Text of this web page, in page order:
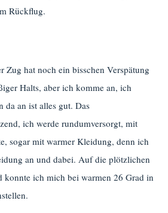
Rückflug.
Zug hat noch ein bisschen Verspätung
Halts, aber ich komme an, ich
da an ist alles gut. Das
ich werde rundumversorgt, mit
sogar mit warmer Kleidung, denn ich
an und dabei. Auf die plötzlichen
konnte ich mich bei warmen 26 Grad in